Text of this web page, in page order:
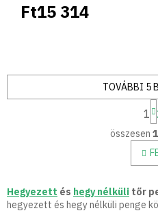
Ft15 314
L
i
s
t
i
r
TOVÁBBI 5
L
a
o
z
á
1
összesen
Hegyezett és hegy nélküli tőr
hegyezett és hegy nélküli penge